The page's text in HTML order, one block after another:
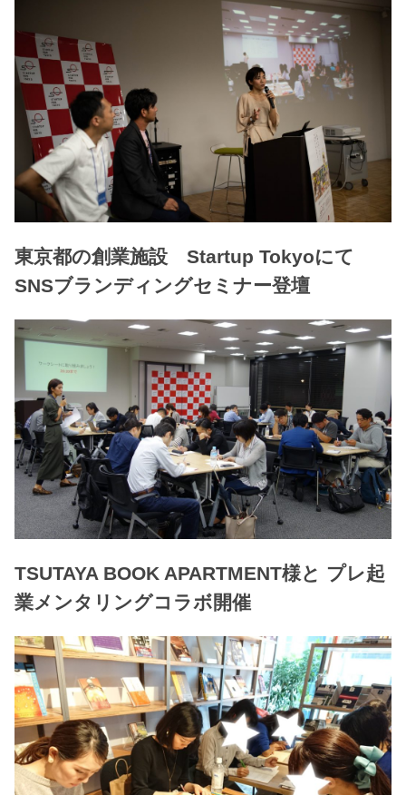
東京都の創業施設 Startup Tokyoにて
SNSブランディングセミナー登壇
TSUTAYA BOOK APARTMENT様と プレ起
業メンタリングコラボ開催